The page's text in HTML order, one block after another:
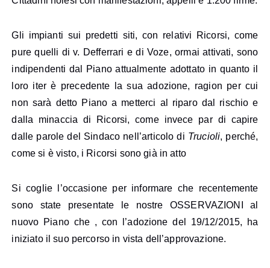
Gli impianti sui predetti siti, con relativi Ricorsi, come
pure quelli di v. Defferrari e di Voze, ormai attivati, sono
indipendenti dal Piano attualmente adottato in quanto il
loro iter è precedente la sua adozione, ragion per cui
non sarà detto Piano a metterci al riparo dal rischio e
dalla minaccia di Ricorsi, come invece par di capire
dalle parole del Sindaco nell’articolo di Trucioli, perché,
come si è visto, i Ricorsi sono già in atto
Si coglie l’occasione per informare che recentemente
sono state presentate le nostre OSSERVAZIONI al
nuovo Piano che , con l’adozione del 19/12/2015, ha
iniziato il suo percorso in vista dell’approvazione.